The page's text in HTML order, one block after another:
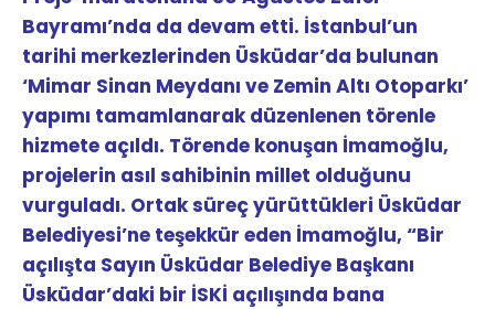
Bayramı’nda da devam etti. İstanbul’un
tarihi merkezlerinden Üsküdar’da bulunan
‘Mimar Sinan Meydanı ve Zemin Altı Otoparkı’
yapımı tamamlanarak düzenlenen törenle
hizmete açıldı. Törende konuşan İmamoğlu,
projelerin asıl sahibinin millet olduğunu
vurguladı. Ortak süreç yürüttükleri Üsküdar
Belediyesi’ne teşekkür eden İmamoğlu, “Bir
açılışta Sayın Üsküdar Belediye Başkanı
Üsküdar’daki bir İSKİ açılışında bana